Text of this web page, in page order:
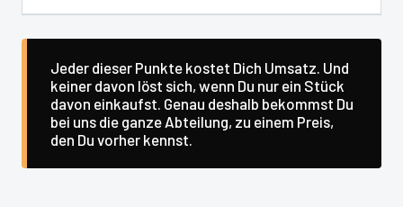
Jeder dieser Punkte kostet Dich Umsatz. Und
keiner davon löst sich, wenn Du nur ein Stück
davon einkaufst. Genau deshalb bekommst Du
bei uns die ganze Abteilung, zu einem Preis,
den Du vorher kennst.